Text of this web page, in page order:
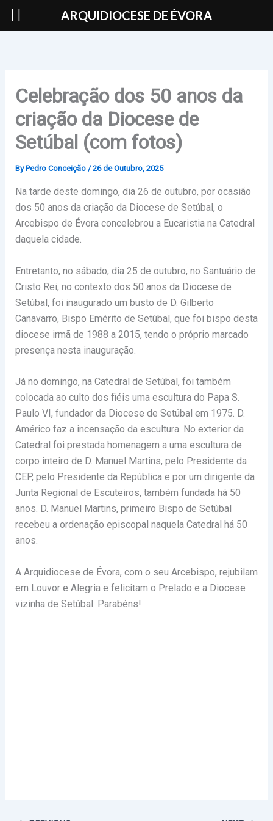
Skip
Celebração dos 50 anos da
criação da Diocese de
Setúbal (com fotos)
By Pedro Conceição /26 de Outubro, 2025
Na tarde deste domingo, dia 26 de outubro, por ocasião
dos 50 anos da criação da Diocese de Setúbal, o
Arcebispo de Évora concelebrou a Eucaristia na Catedral
daquela cidade.
Entretanto, no sábado, dia 25 de outubro, no Santuário de
Cristo Rei, no contexto dos 50 anos da Diocese de
Setúbal, foi inaugurado um busto de D. Gilberto
Canavarro, Bispo Emérito de Setúbal, que foi bispo desta
diocese irmã de 1988 a 2015, tendo o próprio marcado
presença nesta inauguração.
Já no domingo, na Catedral de Setúbal, foi também
colocada ao culto dos fiéis uma escultura do Papa S.
Paulo VI, fundador da Diocese de Setúbal em 1975. D.
Américo faz a incensação da escultura. No exterior da
Catedral foi prestada homenagem a uma escultura de
corpo inteiro de D. Manuel Martins, pelo Presidente da
CEP, pelo Presidente da República e por um dirigente da
Junta Regional de Escuteiros, também fundada há 50
anos. D. Manuel Martins, primeiro Bispo de Setúbal
recebeu a ordenação episcopal naquela Catedral há 50
anos.
A Arquidiocese de Évora, com o seu Arcebispo, rejubilam
em Louvor e Alegria e felicitam o Prelado e a Diocese
vizinha de Setúbal. Parabéns!
ARQUIDIOCESE DE ÉVORA